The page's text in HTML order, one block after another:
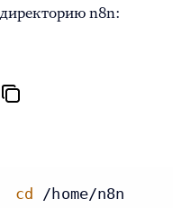
директорию n8n:
cd /home/n8n